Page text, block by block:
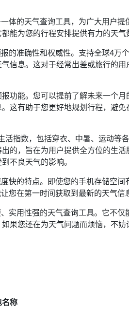
体的天气查询工具，为广大用户提
能为您的行程安排提供有力的天气
的准确性和权威性。支持全球4万
信息。这对于经常出差或旅行的用
功能。您可以提前了解未来一个月
这有助于您更好地规划行程，避免
活指数，包括穿衣、中暑、运动等
的，旨在为用户提供全方位的生活
不良天气的影响。
快的特点。即使您的手机存储空间
您在第一时间获取到最新的天气信
实用性强的天气查询工具。它不仅
果您还在为天气问题而烦恼，不妨
名称